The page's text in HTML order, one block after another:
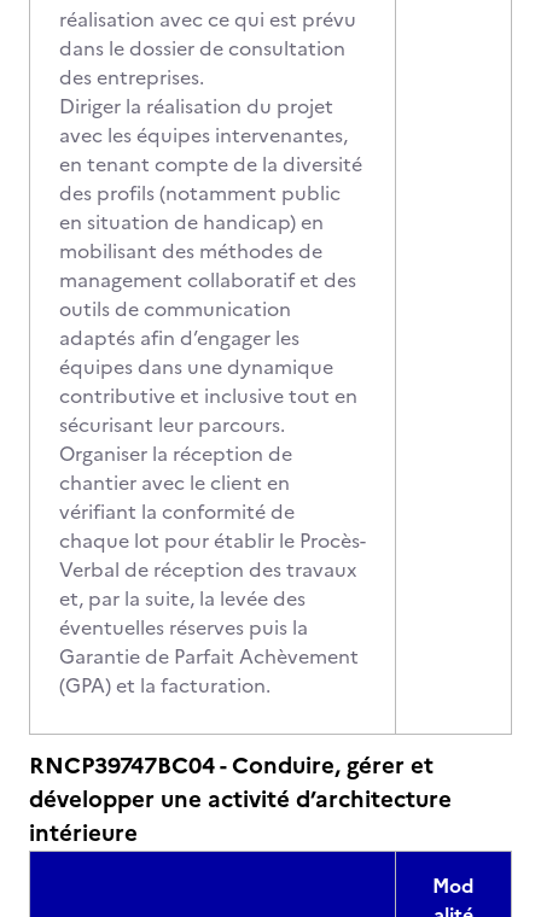
réalisation avec ce qui est prévu
dans le dossier de consultation
des entreprises.
Diriger la réalisation du projet
avec les équipes intervenantes,
en tenant compte de la diversité
des profils (notamment public
en situation de handicap) en
mobilisant des méthodes de
management collaboratif et des
outils de communication
adaptés afin d’engager les
équipes dans une dynamique
contributive et inclusive tout en
sécurisant leur parcours.
Organiser la réception de
chantier avec le client en
vérifiant la conformité de
chaque lot pour établir le Procès-
Verbal de réception des travaux
et, par la suite, la levée des
éventuelles réserves puis la
Garantie de Parfait Achèvement
(GPA) et la facturation.
RNCP39747BC04 - Conduire, gérer et
développer une activité d’architecture
intérieure
Mod